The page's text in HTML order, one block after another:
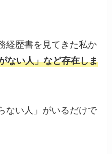
経歴書を見てきた私か
ない人」など存在しま
ない人」がいるだけで